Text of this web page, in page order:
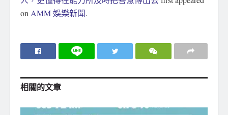
on AMM 娛樂新聞.
相關的文章